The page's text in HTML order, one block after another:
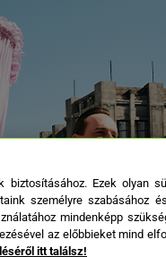
48
Ezek olyan
személyre szabásához
mindenképp
az előbbieket mind
itt találsz!